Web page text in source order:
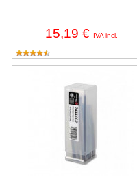
15,19 € IVA incl.